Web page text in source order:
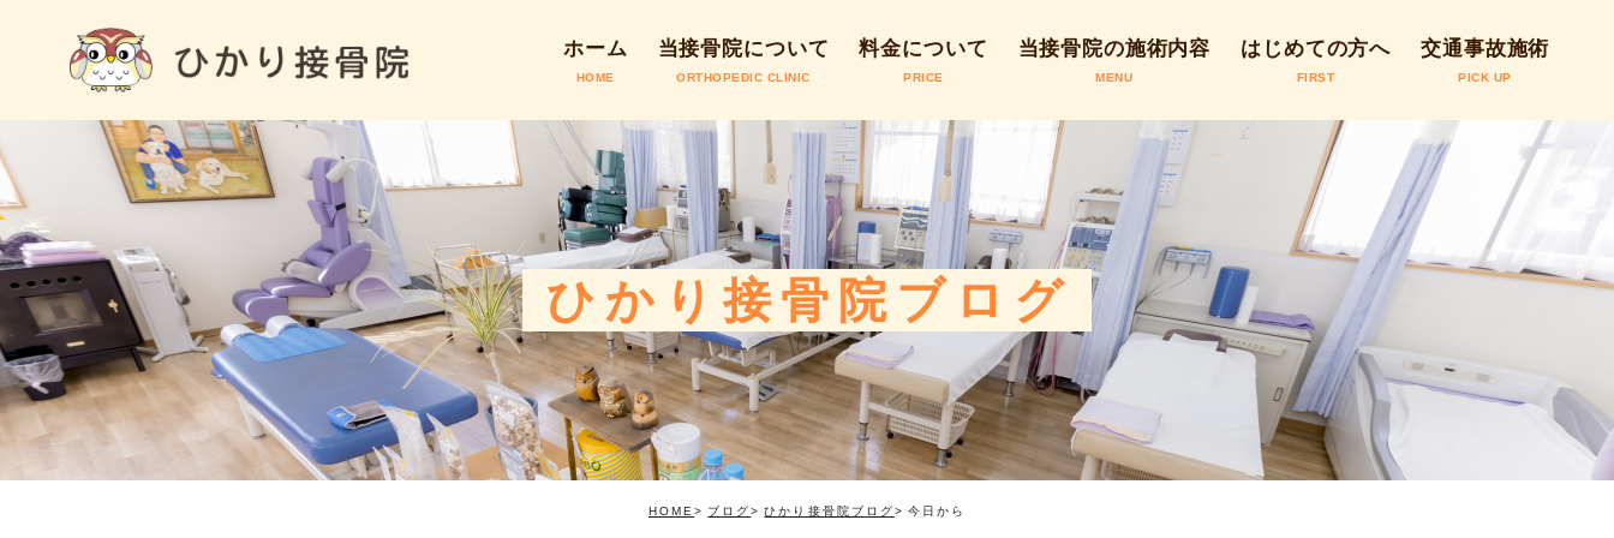
ホーム
HOME
当接骨院について
ORTHOPEDIC CLINIC
院コンセプト
代表紹介
アクセス・営業時間
お悩み相談窓口
料金について
PRICE
当接骨院の施術内容
MENU
当接骨院の施術につ
いて
施術の流れ
はじめての方へ
FIRST
交通事故施術
PICK UP
ひかり接骨院ブログ
HOME ブログ ひかり接骨院ブログ 今日から